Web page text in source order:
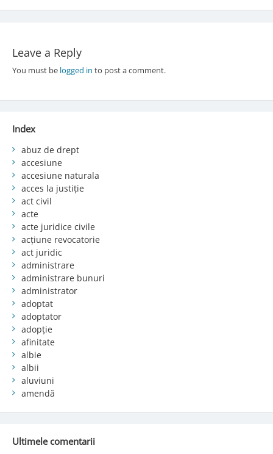
navigation
Leave a Reply
You must be logged in to post a comment.
Index
abuz de drept
accesiune
accesiune naturala
acces la justiție
act civil
acte
acte juridice civile
acțiune revocatorie
act juridic
administrare
administrare bunuri
administrator
adoptat
adoptator
adopție
afinitate
albie
albii
aluviuni
amendă
Ultimele comentarii